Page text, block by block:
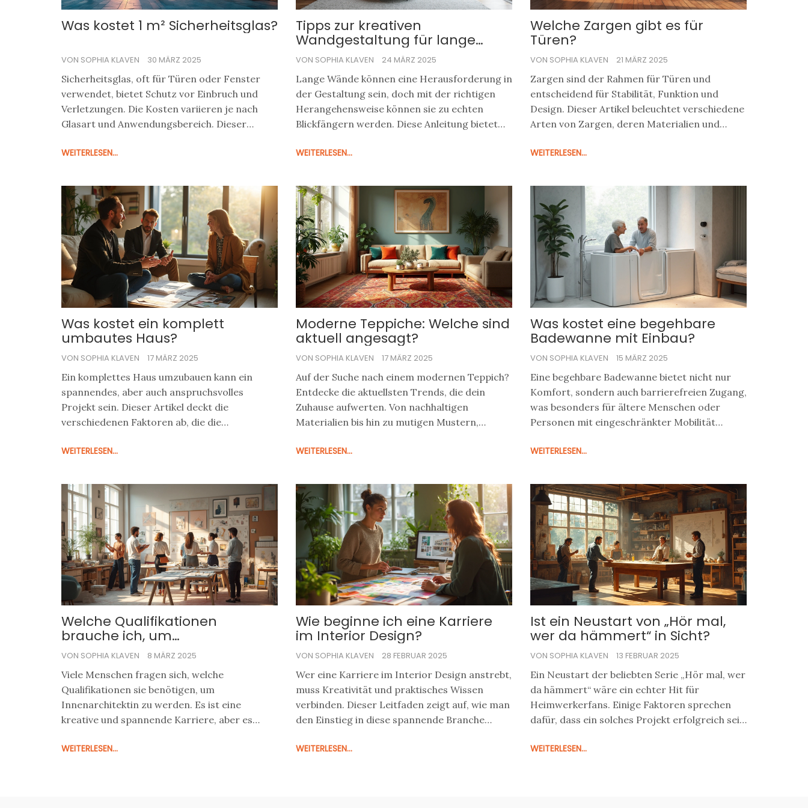
Was kostet 1 m² Sicherheitsglas?
VON SOPHIA KLAVEN 30 MÄRZ 2025
Sicherheitsglas, oft für Türen oder Fenster
verwendet, bietet Schutz vor Einbruch und
Verletzungen. Die Kosten variieren je nach
Glasart und Anwendungsbereich. Dieser
und gibt Tipps zur Auswahl des richtigen
WEITERLESEN...
Tipps zur kreativen
Wandgestaltung für lange
Wände
VON SOPHIA KLAVEN 24 MÄRZ 2025
Lange Wände können eine Herausforderung in
der Gestaltung sein, doch mit der richtigen
Herangehensweise können sie zu echten
Blickfängern werden. Diese Anleitung bietet
Wandflächen stilvoll zu dekorieren. Von der
kreativen Hängekonzepten, die den Raum
aufwerten und eine gemütliche Atmosphäre
schaffen - entdecken Sie inspirierende Wege
zur Verschönerung langer Wände.
WEITERLESEN...
Welche Zargen gibt es für
Türen?
VON SOPHIA KLAVEN 21 MÄRZ 2025
Zargen sind der Rahmen für Türen und
entscheidend für Stabilität, Funktion und
Design. Dieser Artikel beleuchtet verschiedene
Arten von Zargen, deren Materialien und
bei der Auswahl der passenden Zarge, um
überzeugen. Verschiedene Zargenlösungen
bieten individuelle Anpassung an das Zuhause.
Ein Überblick über gängige Typen, ihre
Eigenschaften und Vorteile.
WEITERLESEN...
Was kostet ein komplett
umbautes Haus?
VON SOPHIA KLAVEN 17 MÄRZ 2025
Ein komplettes Haus umzubauen kann ein
spannendes, aber auch anspruchsvolles
Projekt sein. Dieser Artikel deckt die
verschiedenen Faktoren ab, die die
Materialwahl und Arbeitskosten. Er gibt
behält und unerwartete Kosten vermeidet.
Egal, ob es um den Kauf von nachhaltigen
Materialien oder die Zusammenarbeit mit
einem Architekten geht, ein gut durchdachter
Plan ist entscheidend. Dieser Artikel hilft dabei,
die richtigen Entscheidungen zu treffen und
gibt Einblicke in die vielschichtige Welt der
Hausrenovierung.
WEITERLESEN...
Moderne Teppiche: Welche sind
aktuell angesagt?
VON SOPHIA KLAVEN 17 MÄRZ 2025
Auf der Suche nach einem modernen Teppich?
Entdecke die aktuellsten Trends, die dein
Zuhause aufwerten. Von nachhaltigen
Materialien bis hin zu mutigen Mustern,
dich inspirieren und finde den perfekten
praktisch ist. Dein Wohnzimmer wird im
Handumdrehen zur Wohlfühloase.
WEITERLESEN...
Was kostet eine begehbare
Badewanne mit Einbau?
VON SOPHIA KLAVEN 15 MÄRZ 2025
Eine begehbare Badewanne bietet nicht nur
Komfort, sondern auch barrierefreien Zugang,
was besonders für ältere Menschen oder
Personen mit eingeschränkter Mobilität
je nach Modell und individuellen
Artikel gehen wir auf die wesentlichen
Faktoren ein, die die Preisgestaltung
beeinflussen, und bieten Tipps, wie man beim
Kauf und Einbau clever sparen kann. Ob
Materialwahl oder Installationsaufwand – wir
erklären, worauf Käufer achten sollten.
WEITERLESEN...
Welche Qualifikationen
brauche ich, um
Innenarchitektin zu werden?
VON SOPHIA KLAVEN 8 MÄRZ 2025
Viele Menschen fragen sich, welche
Qualifikationen sie benötigen, um
Innenarchitektin zu werden. Es ist eine
kreative und spannende Karriere, aber es
Erfahrung. In diesem Artikel werden wir die
WEITERLESEN...
Wie beginne ich eine Karriere
im Interior Design?
VON SOPHIA KLAVEN 28 FEBRUAR 2025
Wer eine Karriere im Interior Design anstrebt,
muss Kreativität und praktisches Wissen
verbinden. Dieser Leitfaden zeigt auf, wie man
den Einstieg in diese spannende Branche
oder praktische Tipps – wir decken alles ab,
WEITERLESEN...
Ist ein Neustart von „Hör mal,
wer da hämmert“ in Sicht?
VON SOPHIA KLAVEN 13 FEBRUAR 2025
Ein Neustart der beliebten Serie „Hör mal, wer
da hämmert“ wäre ein echter Hit für
Heimwerkerfans. Einige Faktoren sprechen
dafür, dass ein solches Projekt erfolgreich sein
Heimwerken einbezogen werden. Die Show
WEITERLESEN...